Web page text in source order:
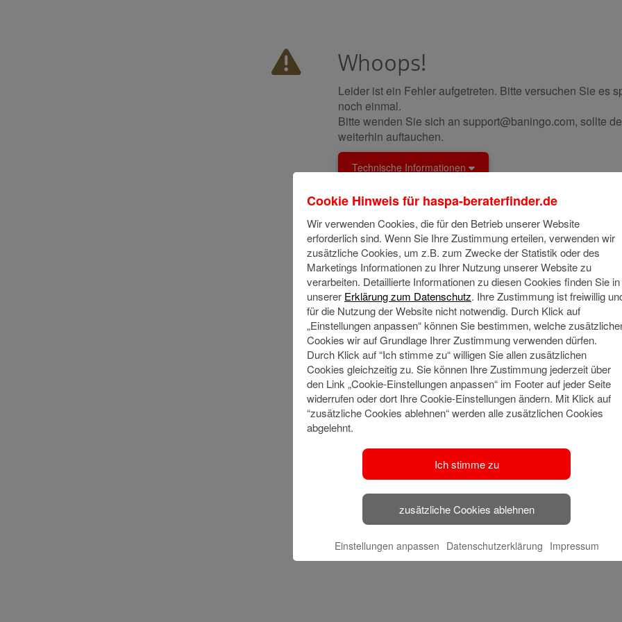
Whoops!
Leider ist ein Fehler aufgetreten. Bitte versuchen Sie es
noch einmal.
Bitte wenden Sie sich an support@baningo.com, sollte
weiterhin auftauchen.
Technische Informationen
Cookie Hinweis für haspa-beraterfinder.de
Wir verwenden Cookies, die für den Betrieb unserer Website
erforderlich sind. Wenn Sie Ihre Zustimmung erteilen, verwenden wir
zusätzliche Cookies, um z.B. zum Zwecke der Statistik oder des
Marketings Informationen zu Ihrer Nutzung unserer Website zu
verarbeiten. Detaillierte Informationen zu diesen Cookies finden Sie in
unserer Erklärung zum Datenschutz. Ihre Zustimmung ist freiwillig
für die Nutzung der Website nicht notwendig. Durch Klick auf
„Einstellungen anpassen“ können Sie bestimmen, welche
Cookies wir auf Grundlage Ihrer Zustimmung verwenden dürfen.
Durch Klick auf “Ich stimme zu“ willigen Sie allen zusätzlichen
Cookies gleichzeitig zu. Sie können Ihre Zustimmung jederzeit über
den Link „Cookie-Einstellungen anpassen“ im Footer auf jeder Seite
widerrufen oder dort Ihre Cookie-Einstellungen ändern. Mit Klick auf
“zusätzliche Cookies ablehnen“ werden alle zusätzlichen Cookies
abgelehnt.
Ich stimme zu
zusätzliche Cookies ablehnen
Einstellungen anpassen Datenschutzerklärung Impressum